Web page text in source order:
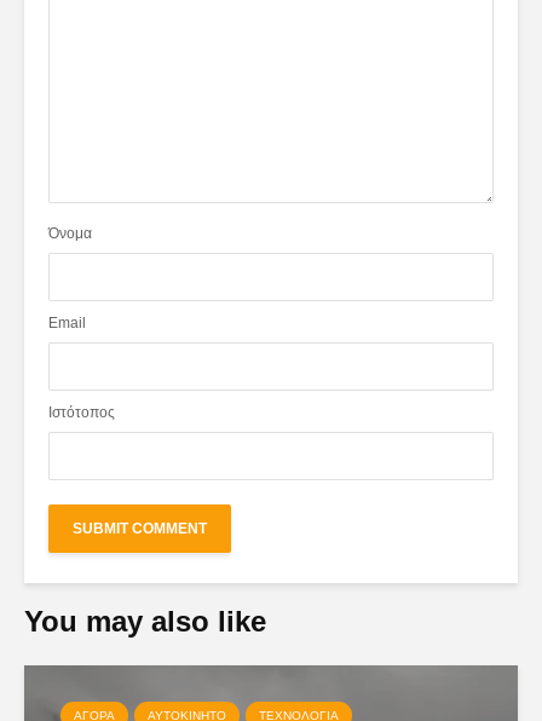
Όνομα
Email
Ιστότοπος
You may also like
ΑΓΟΡΆ ΑΥΤΟΚΊΝΗΤΟ ΤΕΧΝΟΛΟΓΊΑ